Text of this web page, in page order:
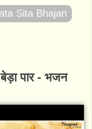
Sita Bhajan
पार - भजन